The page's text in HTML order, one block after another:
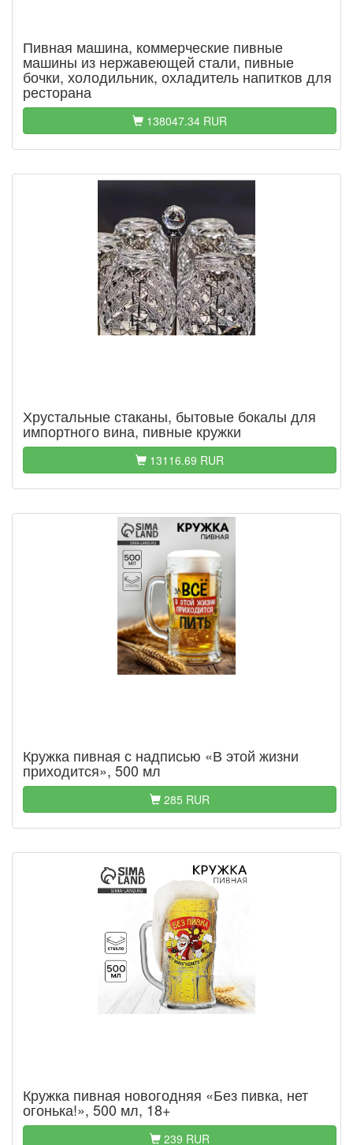
Пивная машина, коммерческие пивные
машины из нержавеющей стали, пивные
бочки, холодильник, охладитель напитков для
ресторана
138047.34 RUR
Хрустальные стаканы, бытовые бокалы для
импортного вина, пивные кружки
13116.69 RUR
Кружка пивная с надписью «В этой жизни
приходится», 500 мл
285 RUR
Кружка пивная новогодняя «Без пивка, нет
огонька!», 500 мл, 18+
239 RUR